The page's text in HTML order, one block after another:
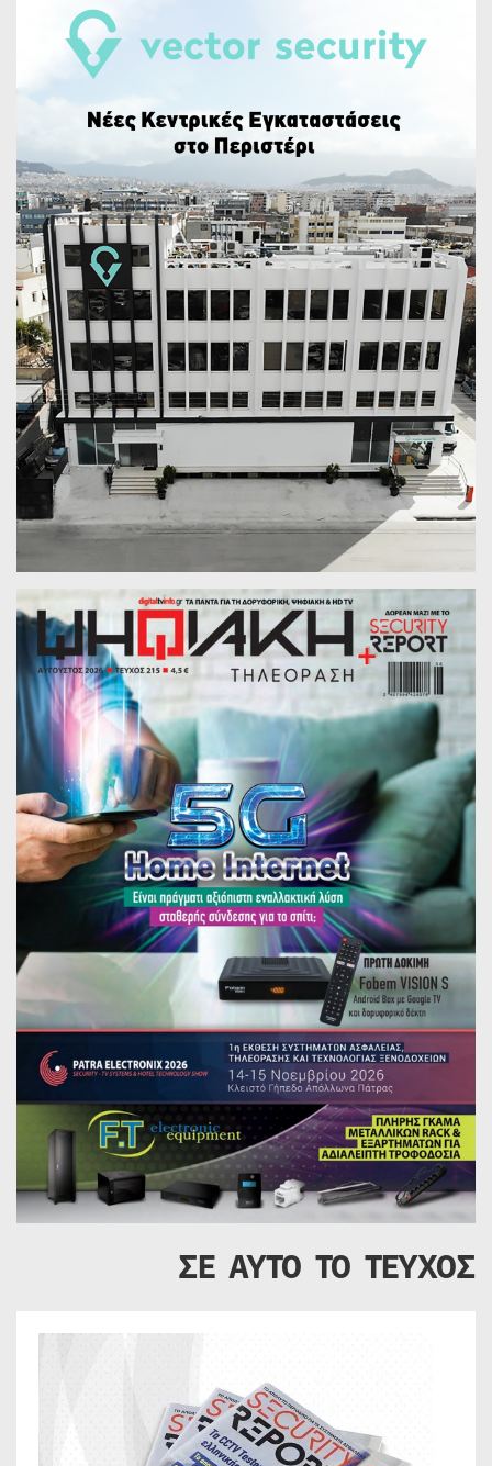
ΣΕ ΑΥΤΟ ΤΟ ΤΕΥΧΟΣ